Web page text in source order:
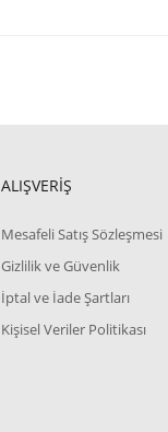
ALIŞVERİŞ
Mesafeli Satış Sözleşmesi
Gizlilik ve Güvenlik
İptal ve İade Şartları
Kişisel Veriler Politikası